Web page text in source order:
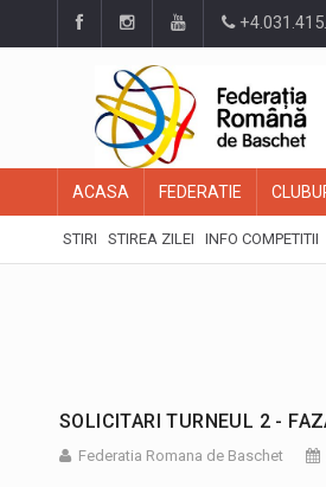
ACASA FEDERATIE
STIRI STIREA ZILEI INFO COMPETITII
SOLICITARI TURNEUL 2 -
Federatia Romana de Baschet